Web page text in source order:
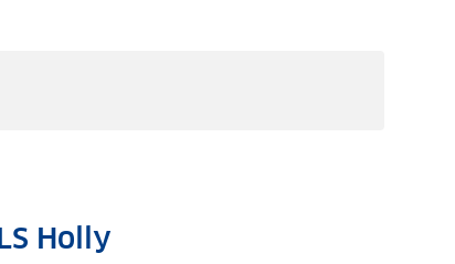
Holly